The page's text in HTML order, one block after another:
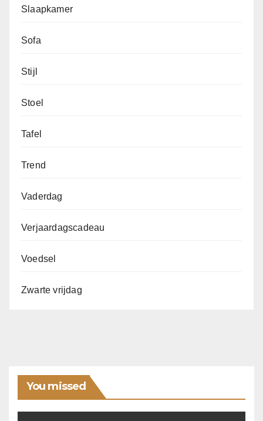
Slaapkamer
Sofa
Stijl
Stoel
Tafel
Trend
Vaderdag
Verjaardagscadeau
Voedsel
Zwarte vrijdag
You missed